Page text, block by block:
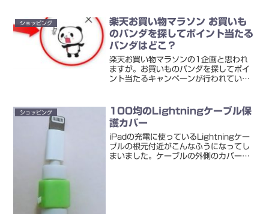
です）に飛んでもSFCってのは書かれて
いない感...
ショッピング
楽天お買い物マラソン お買いも
のパンダを探してポイント当たる
パンダはどこ？
楽天お買い物マラソンの1企画と思われ
ますが。お買いものパンダを探してポイ
ント当たるキャンペーンが行われていま
で300名に3,000ポイントがプレゼント
されるそう。お買...
ショッピング
100均のLightningケーブル保
護カバー
iPadの充電に使っているLightningケー
ブルの根元付近がこんなふうになってし
まいました。ケーブルの外側のカバーが